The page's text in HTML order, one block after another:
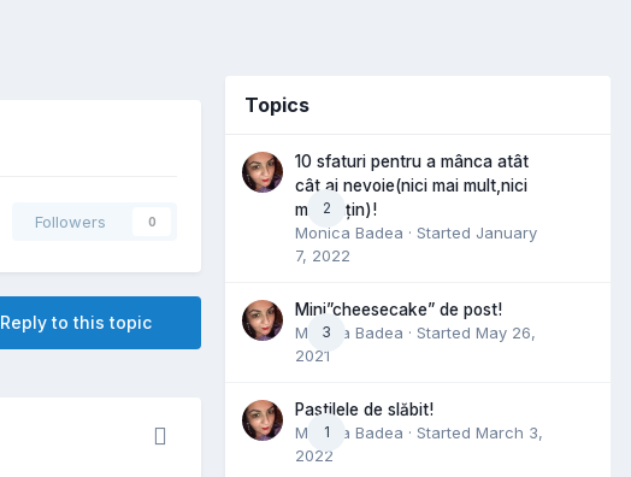
Followers 0
Reply to this topic
Topics
2
10 sfaturi pentru a mânca atât
cât ai nevoie(nici mai mult,nici
mai puțin)!
Monica Badea · Started January
7, 2022
3
Mini”cheesecake” de post!
Monica Badea · Started May 26,
2021
1
Pastilele de slăbit!
Monica Badea · Started March 3,
2022